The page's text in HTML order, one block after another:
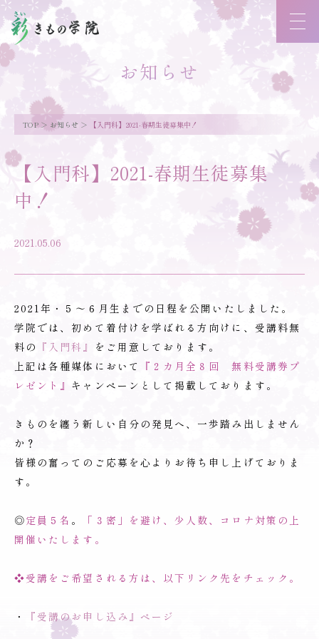
お知らせ
TOP お知らせ 【入門科】2021-春期生徒募集中！
【入門科】2021-春期生徒募集
中！
2021.05.06
2021年・５～６月生までの日程を公開いたしました。
学院では、初めて着付けを学ばれる方向けに、受講料無
料の 『入門科』
をご用意しております。
上記は各種媒体において
『２カ月全８回 無料受講券プ
レゼント』 キャンペーンとして掲載しております。
きものを纏う新しい自分の発見へ、一歩踏み出しません
か？
皆様の奮ってのご応募を心よりお待ち申し上げておりま
す。
◎定員５名 。
「３密」を避け、少人数、コロナ対策の上
開催いたします。
❖受講をご希望される方は、以下リンク先をチェック。
・
『受講のお申し込み』ページ